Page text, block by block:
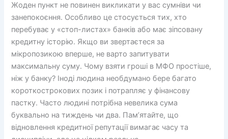
Жоден пункт не повинен викликати у вас сумніви чи
занепокоєння. Особливо це стосується тих, хто
перебуває у «стоп-листах» банків або має зіпсовану
кредитну історію. Якщо ви звертаєтеся за
мікропозикою вперше, не варто запитувати
максимальну суму. Чому взяти гроші в МФО простіше,
ніж у банку? Іноді людина необдумано бере багато
короткострокових позик і потрапляє у фінансову
пастку. Часто людині потрібна невелика сума
буквально на тиждень чи два. Пам’ятайте, що
відновлення кредитної репутації вимагає часу та